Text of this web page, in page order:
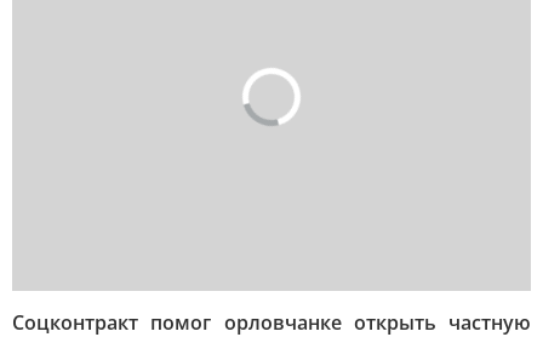
Соцконтракт помог орловчанке открыть частную